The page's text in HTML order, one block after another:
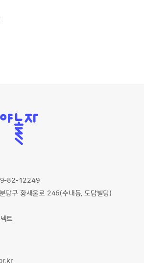
82-12249
당구 황새울로 246(수내동, 도담빌딩)
트